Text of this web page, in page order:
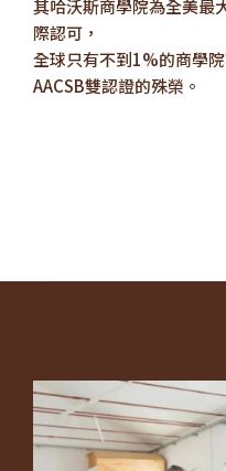
其哈沃斯商學院為全美最
際認可，
全球只有不到1%的商學
AACSB雙認證的殊榮。